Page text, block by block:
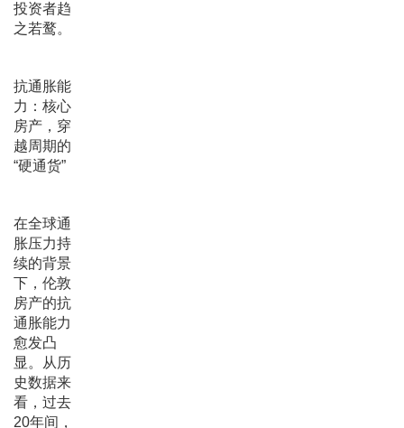
投资者趋
之若鹜。
抗通胀能
力：核心
房产，穿
越周期的
“硬通货”
在全球通
胀压力持
续的背景
下，伦敦
房产的抗
通胀能力
愈发凸
显。从历
史数据来
看，过去
20年间，